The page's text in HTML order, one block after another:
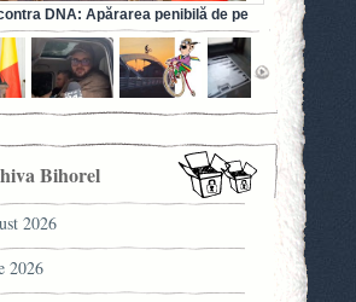
DNA: Apărarea penibilă de pe
fostului ministru al Sănătății (VIDEO)
Bihorel
2026
2026